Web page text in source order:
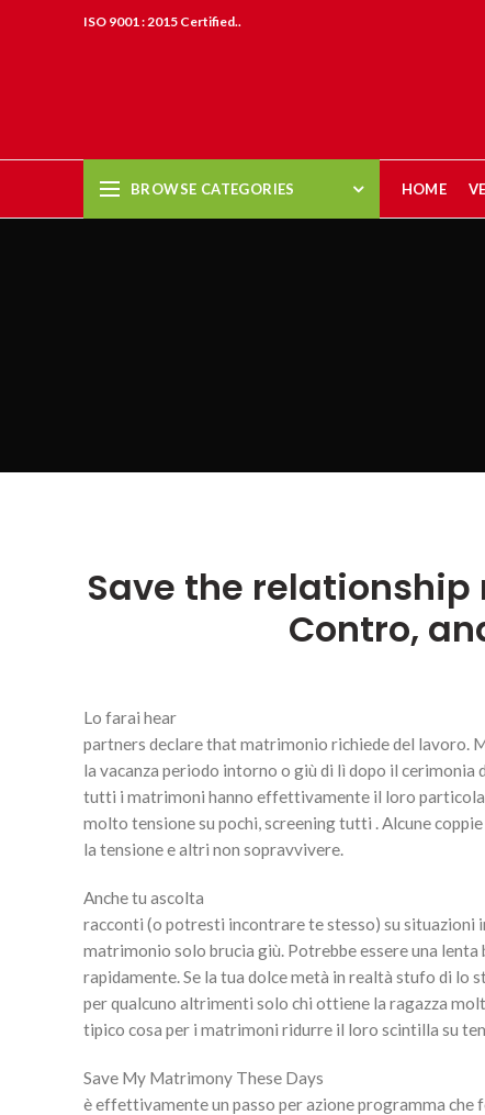
ISO 9001 : 2015 Certified..
BROWSE CATEGORIES HOME
Save the
Contro,
Lo farai hear
partners declare that matrimonio richiede del lavoro.
la vacanza periodo intorno o giù di lì dopo il cerimonia
tutti i matrimoni hanno effettivamente il loro
molto tensione su pochi, screening tutti . Alcune
la tensione e altri non sopravvivere.
Anche tu ascolta
racconti (o potresti incontrare te stesso) su situazioni
matrimonio solo brucia giù. Potrebbe essere una
rapidamente. Se la tua dolce metà in realtà stufo di lo
per qualcuno altrimenti solo chi ottiene la ragazza
tipico cosa per i matrimoni ridurre il loro scintilla su
Save My Matrimony These Days
è effettivamente un passo per azione programma